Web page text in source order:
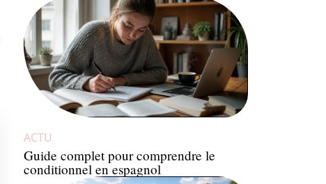
ACTU
Guide complet pour comprendre le
conditionnel en espagnol